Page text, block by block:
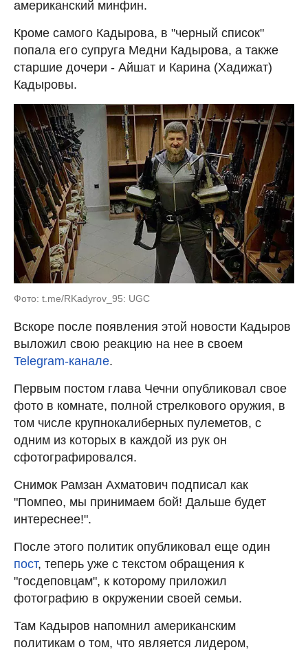
американский минфин.
Кроме самого Кадырова, в "черный список"
попала его супруга Медни Кадырова, а также
старшие дочери - Айшат и Карина (Хадижат)
Кадыровы.
Фото: t.me/RKadyrov_95: UGC
Вскоре после появления этой новости Кадыров
выложил свою реакцию на нее в своем
Telegram-канале.
Первым постом глава Чечни опубликовал свое
фото в комнате, полной стрелкового оружия, в
том числе крупнокалиберных пулеметов, с
одним из которых в каждой из рук он
сфотографировался.
Снимок Рамзан Ахматович подписал как
"Помпео, мы принимаем бой! Дальше будет
интереснее!".
После этого политик опубликовал еще один
пост, теперь уже с текстом обращения к
"госдеповцам", к которому приложил
фотографию в окружении своей семьи.
Там Кадыров напомнил американским
политикам о том, что является лидером,